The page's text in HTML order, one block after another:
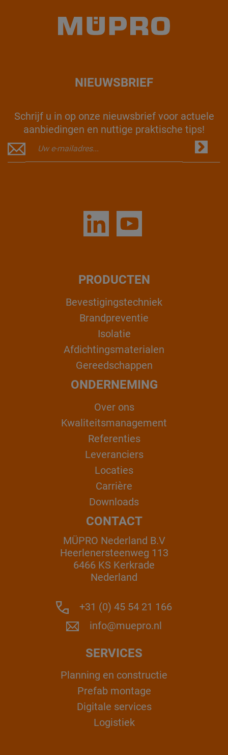
NIEUWSBRIEF
Schrijf u in op onze nieuwsbrief voor actuele
aanbiedingen en nuttige praktische tips!
PRODUCTEN
Bevestigingstechniek
Brandpreventie
Isolatie
Afdichtingsmaterialen
Gereedschappen
ONDERNEMING
Over ons
Kwaliteitsmanagement
Referenties
Leveranciers
Locaties
Carrière
Downloads
CONTACT
MÜPRO Nederland B.V
Heerlenersteenweg 113
6466 KS Kerkrade
Nederland
+31 (0) 45 54 21 166
info@muepro.nl
SERVICES
Planning en constructie
Prefab montage
Digitale services
Logistiek